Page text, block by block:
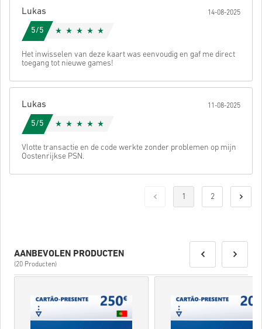
Lukas 14-08-2025
5/5
Het inwisselen van deze kaart was eenvoudig en gaf me direct
toegang tot nieuwe games!
Lukas 11-08-2025
5/5
Vlotte transactie en de code werkte zonder problemen op mijn
Oostenrijkse PSN.
1 2
AANBEVOLEN PRODUCTEN
(20 Producten)